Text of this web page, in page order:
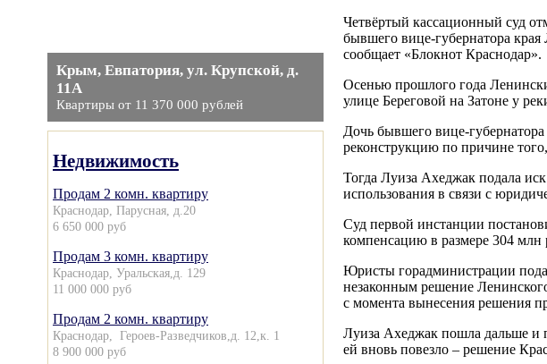
Крым, Евпатория, ул. Крупской, д.
11А
Квартиры от 11 370 000 рублей
Недвижимость
Продам 2 комн. квартиру
Краснодар, Парусная, д.20
6 650 000 руб
Продам 3 комн. квартиру
Краснодар, Уральская,д. 129
11 000 000 руб
Продам 2 комн. квартиру
Краснодар, Героев-Разведчиков,д. 12,к. 1
8 900 000 руб
Четвёртый кассационный суд
бывшего вице-губернатора
сообщает «Блокнот Краснодар».
Осенью прошлого года
улице Береговой на Затоне у
Дочь бывшего вице-
реконструкцию по причине
Тогда Луиза Ахеджак подала
использования в связи с
Суд первой инстанции
компенсацию в размере 304 млн
Юристы горадминистрации
незаконным решение
с момента вынесения решения
Луиза Ахеджак пошла дальше и
ей вновь повезло – решение